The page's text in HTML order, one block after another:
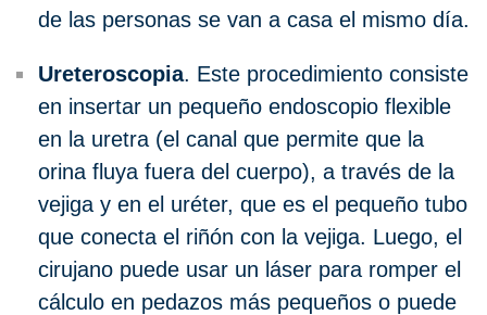
de las personas se van a casa el mismo día.
Ureteroscopia. Este procedimiento consiste
en insertar un pequeño endoscopio flexible
en la uretra (el canal que permite que la
orina fluya fuera del cuerpo), a través de la
vejiga y en el uréter, que es el pequeño tubo
que conecta el riñón con la vejiga. Luego, el
cirujano puede usar un láser para romper el
cálculo en pedazos más pequeños o puede